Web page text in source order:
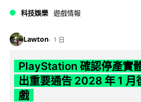
科技娛樂 遊戲情報
Lawton 1 日
PlayStation 確認停產實
出重要通告 2028 年 1 月
戲